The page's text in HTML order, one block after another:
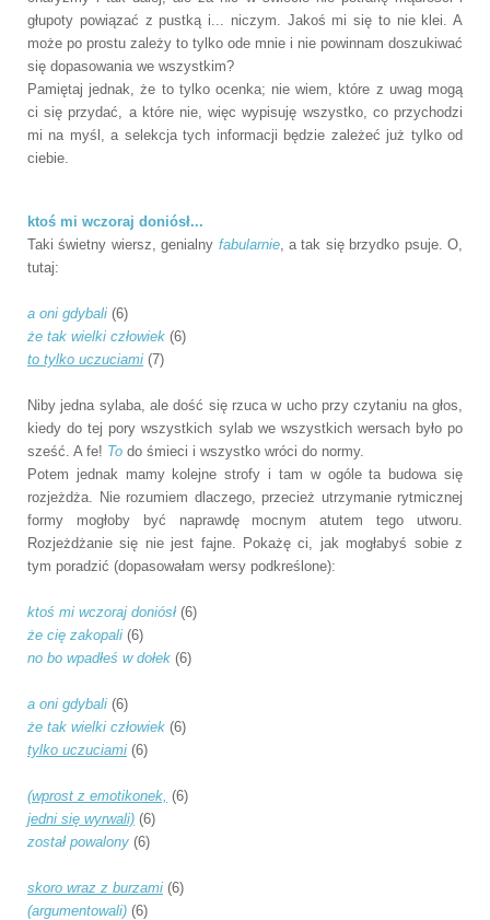
głupoty powiązać z pustką i... niczym. Jakoś mi się to nie klei. A
może po prostu zależy to tylko ode mnie i nie powinnam doszukiwać
się dopasowania we wszystkim?
Pamiętaj jednak, że to tylko ocenka; nie wiem, które z uwag mogą
ci się przydać, a które nie, więc wypisuję wszystko, co przychodzi
mi na myśl, a selekcja tych informacji będzie zależeć już tylko od
ciebie.
ktoś mi wczoraj doniósł...
Taki świetny wiersz, genialny fabularnie, a tak się brzydko psuje. O,
tutaj:
a oni gdybali (6)
że tak wielki człowiek (6)
to tylko uczuciami (7)
Niby jedna sylaba, ale dość się rzuca w ucho przy czytaniu na głos,
kiedy do tej pory wszystkich sylab we wszystkich wersach było po
sześć. A fe! To do śmieci i wszystko wróci do normy.
Potem jednak mamy kolejne strofy i tam w ogóle ta budowa się
rozjeżdża. Nie rozumiem dlaczego, przecież utrzymanie rytmicznej
formy mogłoby być naprawdę mocnym atutem tego utworu.
Rozjeżdżanie się nie jest fajne. Pokażę ci, jak mogłabyś sobie z
tym poradzić (dopasowałam wersy podkreślone):
ktoś mi wczoraj doniósł (6)
że cię zakopali (6)
no bo wpadłeś w dołek (6)
a oni gdybali (6)
że tak wielki człowiek (6)
tylko uczuciami (6)
(wprost z emotikonek, (6)
jedni się wyrwali) (6)
został powalony (6)
skoro wraz z burzami (6)
(argumentowali) (6)